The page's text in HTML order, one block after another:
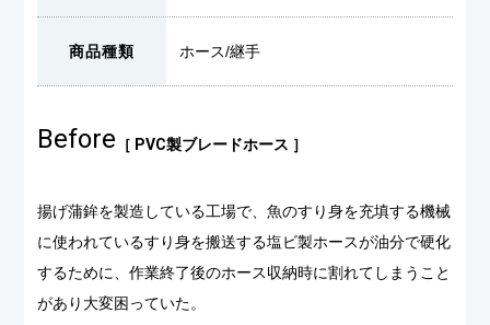
商品種類 ホース/継手
Before ［ PVC製ブレードホース ］
揚げ蒲鉾を製造している工場で、魚のすり身を充填する機械
に使われているすり身を搬送する塩ビ製ホースが油分で硬化
するために、作業終了後のホース収納時に割れてしまうこと
があり大変困っていた。